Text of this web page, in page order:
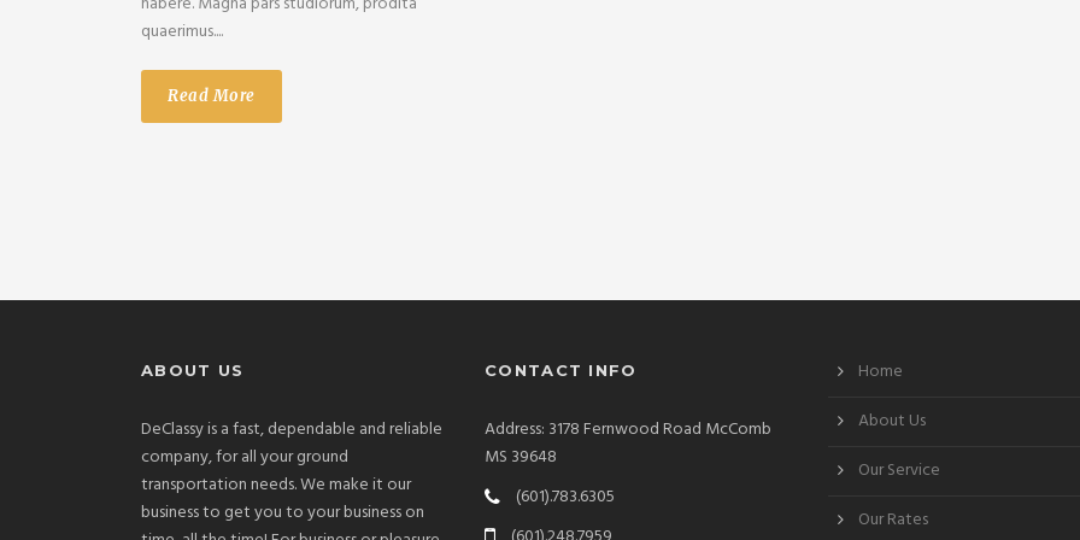
quaerimus....
Read More
ABOUT US
DeClassy is a fast, dependable and reliable
company, for all your ground
transportation needs. We make it our
business to get you to your business on
CONTACT INFO
Address: 3178 Fernwood Road McComb
MS 39648
(601).783.6305
Home
About Us
Our Service
Our Rates